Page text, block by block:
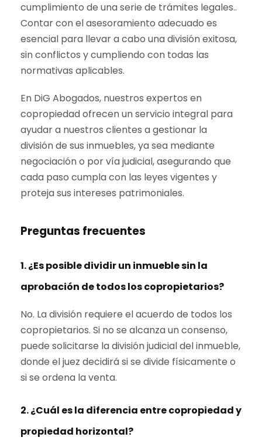
cumplimiento de una serie de trámites legales..
Contar con el asesoramiento adecuado es
esencial para llevar a cabo una división exitosa,
sin conflictos y cumpliendo con todas las
normativas aplicables.
En DiG Abogados, nuestros expertos en
copropiedad ofrecen un servicio integral para
ayudar a nuestros clientes a gestionar la
división de sus inmuebles, ya sea mediante
negociación o por vía judicial, asegurando que
cada paso cumpla con las leyes vigentes y
proteja sus intereses patrimoniales.
Preguntas frecuentes
1. ¿Es posible dividir un inmueble sin la
aprobación de todos los copropietarios?
No. La división requiere el acuerdo de todos los
copropietarios. Si no se alcanza un consenso,
puede solicitarse la división judicial del inmueble,
donde el juez decidirá si se divide físicamente o
si se ordena la venta.
2. ¿Cuál es la diferencia entre copropiedad y
propiedad horizontal?